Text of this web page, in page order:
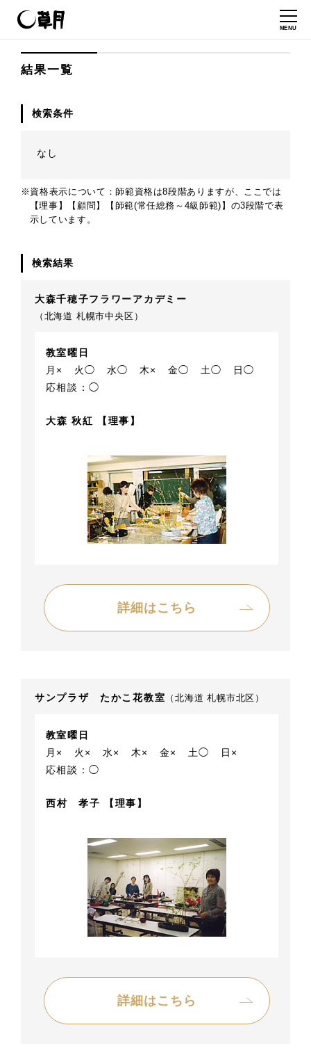
MENU
結果一覧
検索条件
なし
※資格表示について：師範資格は8段階ありますが、ここでは
【理事】【顧問】【師範(常任総務～4級師範)】の3段階で表
示しています。
検索結果
大森千穂子フラワーアカデミー
（北海道 札幌市中央区）
教室曜日
月×
火◯ 水◯ 木× 金◯ 土◯
日◯
応相談：◯
大森 秋紅 【理事】
詳細はこちら
サンプラザ たかこ花教室 （北海道 札幌市北区）
教室曜日
月×
火× 水× 木× 金× 土◯
日×
応相談：◯
西村 孝子 【理事】
詳細はこちら